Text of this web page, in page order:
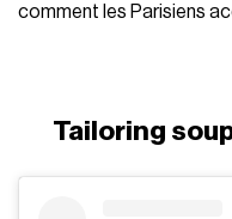
comment les Parisiens
Tailoring